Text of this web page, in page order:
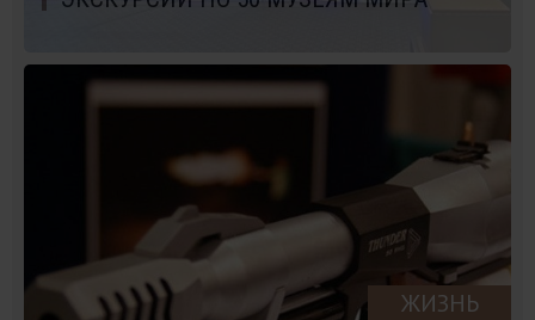
ЖИЗНЬ